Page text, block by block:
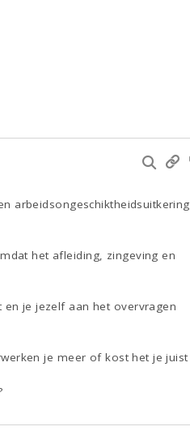
arbeidsongeschiktheidsuitkering
het afleiding, zingeving en
je jezelf aan het overvragen
je meer of kost het je juist